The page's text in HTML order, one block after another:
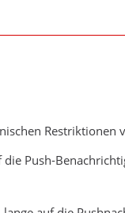
Restriktionen
Push-